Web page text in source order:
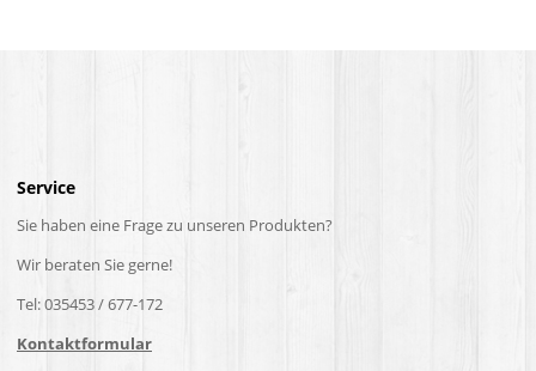
Service
Sie haben eine Frage zu unseren Produkten?
Wir beraten Sie gerne!
Tel: 035453 / 677-172
Kontaktformular